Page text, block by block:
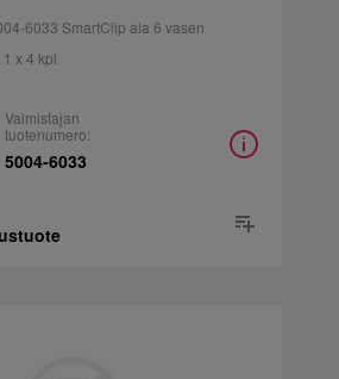
6033 SmartClip ala 6 vasen
x 4 kpl
Valmistajan
tuotenumero:
5004-6033